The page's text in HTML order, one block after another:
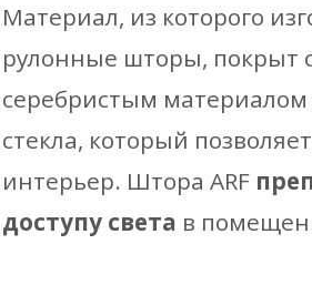
Материал, из которого
рулонные шторы, покрыт
серебристым материалом
стекла, который
интерьер. Штора ARF
доступу света в